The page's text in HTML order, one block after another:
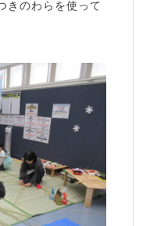
きのわらを使って